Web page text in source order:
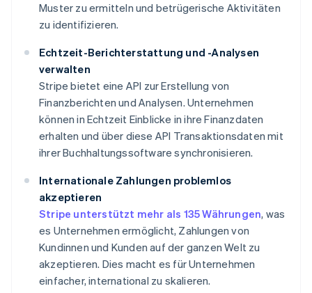
Muster zu ermitteln und betrügerische Aktivitäten
zu identifizieren.
Echtzeit-Berichterstattung und -Analysen
verwalten
Stripe bietet eine API zur Erstellung von
Finanzberichten und Analysen. Unternehmen
können in Echtzeit Einblicke in ihre Finanzdaten
erhalten und über diese API Transaktionsdaten mit
ihrer Buchhaltungssoftware synchronisieren.
Internationale Zahlungen problemlos
akzeptieren
Stripe unterstützt mehr als 135 Währungen, was
es Unternehmen ermöglicht, Zahlungen von
Kundinnen und Kunden auf der ganzen Welt zu
akzeptieren. Dies macht es für Unternehmen
einfacher, international zu skalieren.